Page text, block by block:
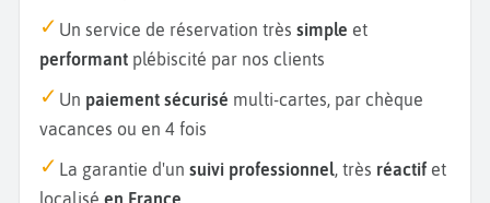
Un service de réservation très simple et
performant plébiscité par nos clients
Un paiement sécurisé multi-cartes, par chèque
vacances ou en 4 fois
La garantie d'un suivi professionnel, très réactif et
localisé en France